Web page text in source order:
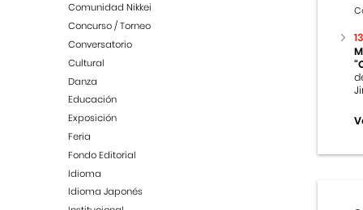
Comunidad Nikkei
Concurso / Torneo
Conversatorio
Cultural
Danza
Educación
Exposición
Feria
Fondo Editorial
Idioma
Idioma Japonés